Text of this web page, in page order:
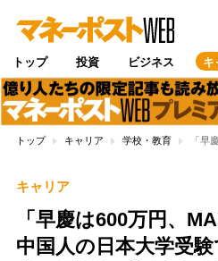
トップ 投資 ビジネス キ
トップ キャリア 学校・教育 「早
キャリア
「早慶は600万円、
中国人の日本大学受